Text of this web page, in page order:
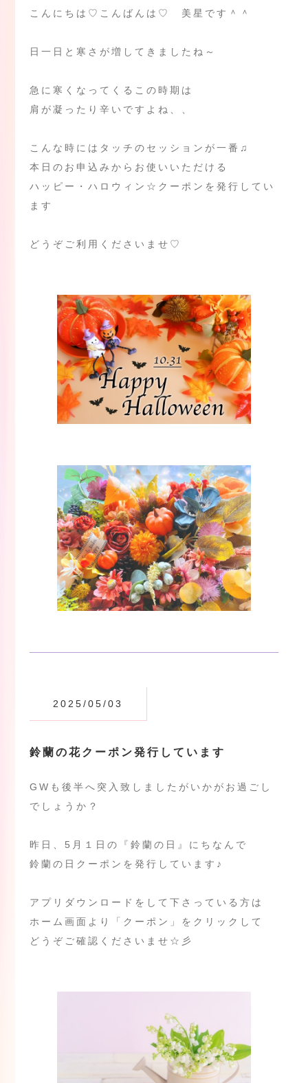
こんにちは♡こんばんは♡ 美星です＾＾
日一日と寒さが増してきましたね～
急に寒くなってくるこの時期は
肩が凝ったり辛いですよね、、
こんな時にはタッチのセッションが一番♫
本日のお申込みからお使いいただける
ハッピー・ハロウィン☆クーポンを発行してい
ます
どうぞご利用くださいませ♡
2025/05/03
鈴蘭の花クーポン発行しています
GWも後半へ突入致しましたがいかがお過ごし
でしょうか？
昨日、5月１日の『鈴蘭の日』にちなんで
鈴蘭の日クーポンを発行しています♪
アプリダウンロードをして下さっている方は
ホーム画面より「クーポン」をクリックして
どうぞご確認くださいませ☆彡